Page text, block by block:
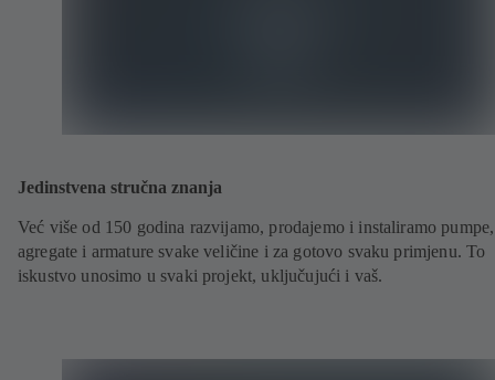
Jedinstvena stručna znanja
Već više od 150 godina razvijamo, prodajemo i instaliramo pumpe,
agregate i armature svake veličine i za gotovo svaku primjenu. To
iskustvo unosimo u svaki projekt, uključujući i vaš.